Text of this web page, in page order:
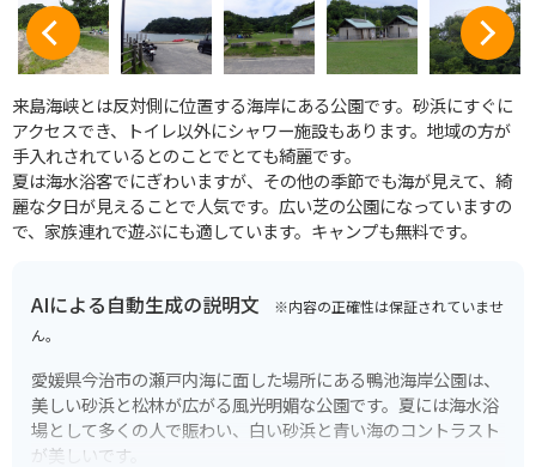
来島海峡とは反対側に位置する海岸にある公園です。砂浜にすぐに
アクセスでき、トイレ以外にシャワー施設もあります。地域の方が
手入れされているとのことでとても綺麗です。
夏は海水浴客でにぎわいますが、その他の季節でも海が見えて、綺
麗な夕日が見えることで人気です。広い芝の公園になっていますの
で、家族連れで遊ぶにも適しています。キャンプも無料です。
AIによる自動生成の説明文 ※内容の正確性は保証されていませ
ん。
愛媛県今治市の瀬戸内海に面した場所にある鴨池海岸公園は、
美しい砂浜と松林が広がる風光明媚な公園です。夏には海水浴
場として多くの人で賑わい、白い砂浜と青い海のコントラスト
が美しいです。